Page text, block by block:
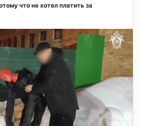
что не хотел платить за